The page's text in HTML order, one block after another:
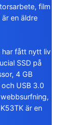
film
en äldre
har fått nytt liv
SSD på
4 GB
USB 3.0
är en